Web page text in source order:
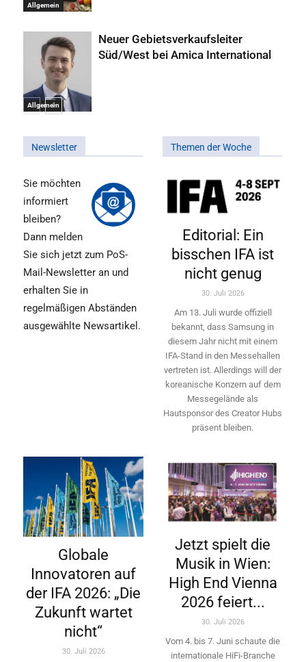
Allgemein
Allgemein
Neuer Gebietsverkaufsleiter
Süd/West bei Amica International
Newsletter
Sie möchten
informiert
bleiben?
Dann melden
Sie sich jetzt zum PoS-
Mail-Newsletter an und
erhalten Sie in
regelmäßigen Abständen
ausgewählte Newsartikel.
Themen der Woche
Editorial: Ein
bisschen IFA ist
nicht genug
30. Juli 2026
Am 13. Juli wurde offiziell
bekannt, dass Samsung in
diesem Jahr nicht mit einem
IFA-Stand in den Messehallen
vertreten ist. Allerdings will ­der
koreanische Konzern auf dem
Messegelände als
Hautsponsor des Creator Hubs
präsent bleiben.
Globale
Innovatoren auf
der IFA 2026: „Die
Zukunft wartet
nicht“
30. Juli 2026
Jetzt spielt die
Musik in Wien:
High End Vienna
2026 feiert...
30. Juli 2026
Vom 4. bis 7. Juni schaute die
internationale HiFi-Branche